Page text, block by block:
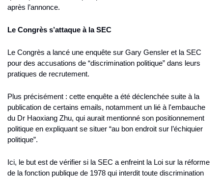
après l’annonce.
Le Congrès s’attaque à la SEC
Le Congrès a lancé une enquête sur Gary Gensler et la SEC
pour des accusations de “discrimination politique” dans leurs
pratiques de recrutement.
Plus précisément : cette enquête a été déclenchée suite à la
publication de certains emails, notamment un lié à l'embauche
du Dr Haoxiang Zhu, qui aurait mentionné son positionnement
politique en expliquant se situer “au bon endroit sur l’échiquier
politique”.
Ici, le but est de vérifier si la SEC a enfreint la Loi sur la réforme
de la fonction publique de 1978 qui interdit toute discrimination